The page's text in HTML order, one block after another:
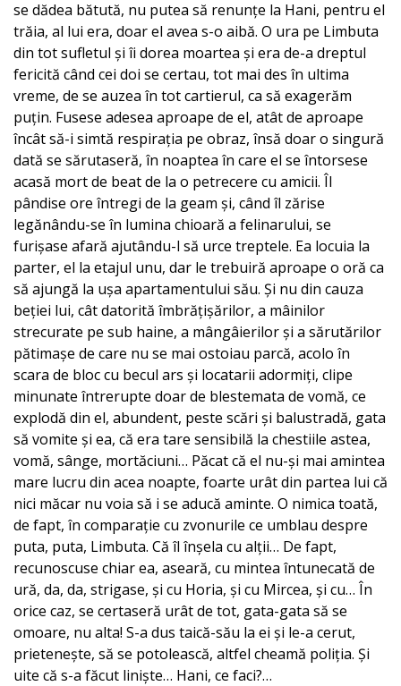
se dădea bătută, nu putea să renunțe la Hani, pentru el
trăia, al lui era, doar el avea s-o aibă. O ura pe Limbuta
din tot sufletul și îi dorea moartea și era de-a dreptul
fericită când cei doi se certau, tot mai des în ultima
vreme, de se auzea în tot cartierul, ca să exagerăm
puțin. Fusese adesea aproape de el, atât de aproape
încât să-i simtă respirația pe obraz, însă doar o singură
dată se sărutaseră, în noaptea în care el se întorsese
acasă mort de beat de la o petrecere cu amicii. Îl
pândise ore întregi de la geam și, când îl zărise
legănându-se în lumina chioară a felinarului, se
furișase afară ajutându-l să urce treptele. Ea locuia la
parter, el la etajul unu, dar le trebuiră aproape o oră ca
să ajungă la ușa apartamentului său. Și nu din cauza
beției lui, cât datorită îmbrățișărilor, a mâinilor
strecurate pe sub haine, a mângâierilor și a sărutărilor
pătimașe de care nu se mai ostoiau parcă, acolo în
scara de bloc cu becul ars și locatarii adormiți, clipe
minunate întrerupte doar de blestemata de vomă, ce
explodă din el, abundent, peste scări și balustradă, gata
să vomite și ea, că era tare sensibilă la chestiile astea,
vomă, sânge, mortăciuni… Păcat că el nu-și mai amintea
mare lucru din acea noapte, foarte urât din partea lui că
nici măcar nu voia să i se aducă aminte. O nimica toată,
de fapt, în comparație cu zvonurile ce umblau despre
puta, puta, Limbuta. Că îl înșela cu alții… De fapt,
recunoscuse chiar ea, aseară, cu mintea întunecată de
ură, da, da, strigase, și cu Horia, și cu Mircea, și cu… În
orice caz, se certaseră urât de tot, gata-gata să se
omoare, nu alta! S-a dus taică-său la ei și le-a cerut,
prietenește, să se potolească, altfel cheamă poliția. Și
uite că s-a făcut liniște… Hani, ce faci?…